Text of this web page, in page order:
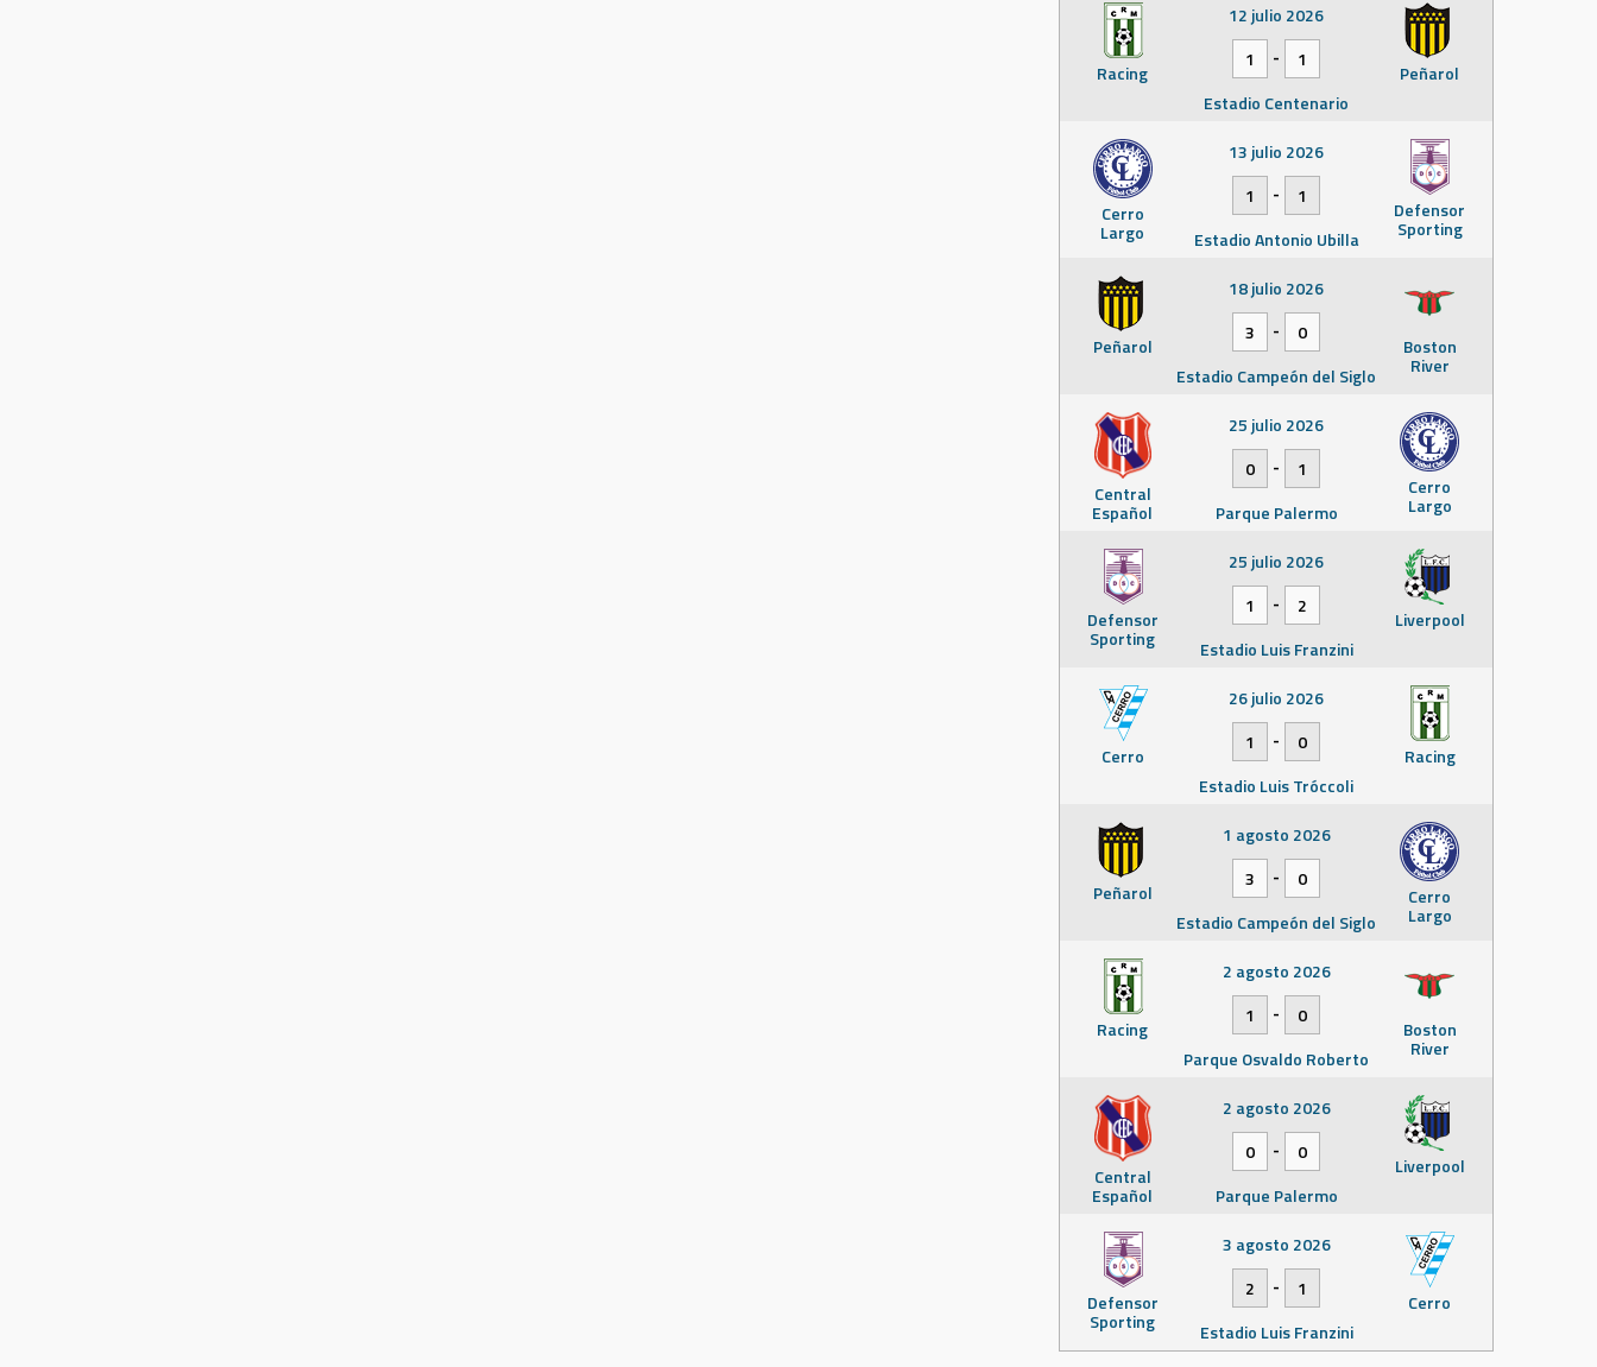
Racing Peñarol
12 julio 2026
1
-
1
Estadio Centenario
Cerro
Largo
Defensor
Sporting
13 julio 2026
1
-
1
Estadio Antonio Ubilla
Peñarol Boston
River
18 julio 2026
3
-
0
Estadio Campeón del Siglo
Central
Español
Cerro
Largo
25 julio 2026
0
-
1
Parque Palermo
Defensor
Sporting
Liverpool
25 julio 2026
1
-
2
Estadio Luis Franzini
Cerro Racing
26 julio 2026
1
-
0
Estadio Luis Tróccoli
Peñarol Cerro
Largo
1 agosto 2026
3
-
0
Estadio Campeón del Siglo
Racing Boston
River
2 agosto 2026
1
-
0
Parque Osvaldo Roberto
Central
Español
Liverpool
2 agosto 2026
0
-
0
Parque Palermo
Defensor
Sporting
Cerro
3 agosto 2026
2
-
1
Estadio Luis Franzini